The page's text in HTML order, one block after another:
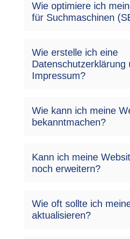
Wie optimiere ich
für Suchmaschinen
Wie erstelle ich eine
Datenschutzerklärung
Impressum?
Wie kann ich meine
bekanntmachen?
Kann ich meine
noch erweitern?
Wie oft sollte ich
aktualisieren?